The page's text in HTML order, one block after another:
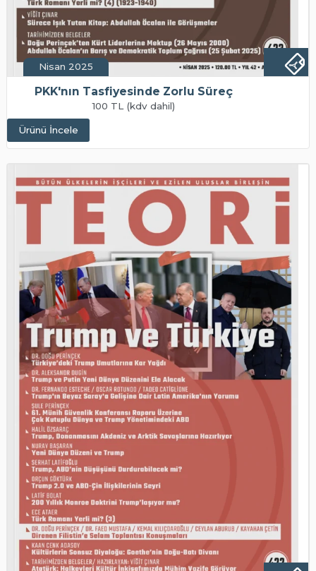
Nisan 2025
PKK'nın Tasfiyesinde Zorlu Süreç
100 TL (kdv dahil)
Ürünü İncele